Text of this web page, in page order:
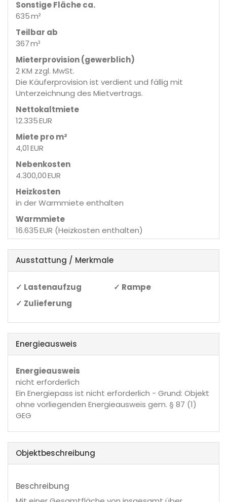
Sonstige Fläche ca.
635 m²
Teilbar ab
367 m²
Mieter­provision (gewerblich)
2 KM zzgl. MwSt.
Die Käuferprovision ist verdient und fällig mit
Unterzeichnung des Mietvertrags.
Nettokaltmiete
12.335 EUR
Miete pro m²
4,01 EUR
Nebenkosten
4.300,00 EUR
Heizkosten
in der Warmmiete enthalten
Warmmiete
16.635 EUR (Heizkosten enthalten)
Ausstattung / Merkmale
✓ Lastenaufzug
✓ Rampe
✓ Zulieferung
Energieausweis
Energieausweis
nicht erforderlich
Ein Energiepass ist nicht erforderlich - Grund: Objekt
ohne vorliegenden Energieausweis gem. § 87 (1)
GEG
Objekt­beschreibung
Beschreibung